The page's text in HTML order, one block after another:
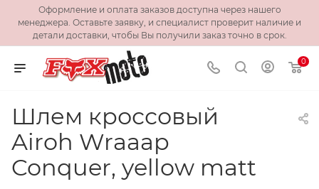
Оформление и оплата заказов доступна через нашего
менеджера. Оставьте заявку, и специалист проверит наличие и
детали доставки, чтобы Вы получили заказ точно в срок.
0
Шлем кроссовый
Airoh Wraaap
Conquer, yellow matt